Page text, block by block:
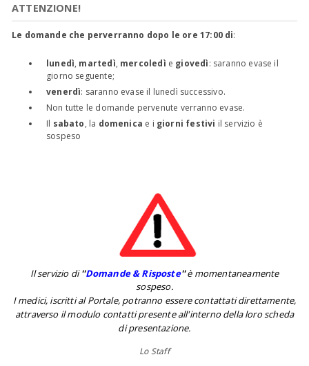
ATTENZIONE!
Le domande che perverranno dopo le ore 17:00 di:
lunedì, martedì, mercoledì e giovedì: saranno evase il
giorno seguente;
venerdì: saranno evase il lunedì successivo.
Non tutte le domande pervenute verranno evase.
Il sabato, la domenica e i giorni festivi il servizio è
sospeso
Il servizio di''Domande & Risposte''è momentaneamente
sospeso.
I medici, iscritti al Portale, potranno essere contattati direttamente,
attraverso il modulo contatti presente all'interno della loro scheda
di presentazione.
Lo Staff